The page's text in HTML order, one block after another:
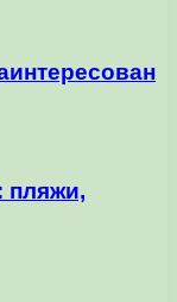
пляжи,